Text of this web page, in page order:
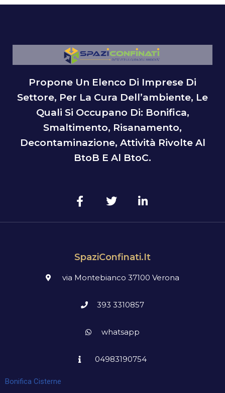
Propone Un Elenco Di Imprese Di
Settore, Per La Cura Dell’ambiente, Le
Quali Si Occupano Di: Bonifica,
Smaltimento, Risanamento,
Decontaminazione, Attività Rivolte Al
BtoB E Al BtoC.
SpaziConfinati.it
via Montebianco 37100 Verona
393 3310857
whatsapp
04983190754
Bonifica Cisterne